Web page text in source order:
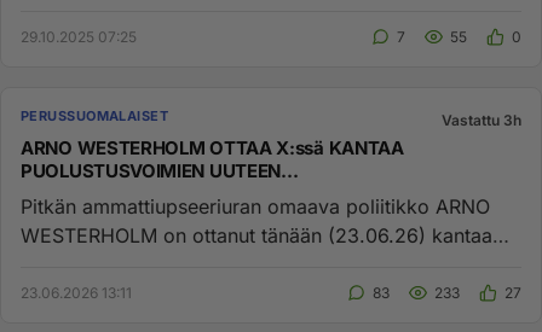
29.10.2025 07:25 7 55 0
PERUSSUOMALAISET Vastattu 3h
ARNO WESTERHOLM OTTAA X:ssä KANTAA
PUOLUSTUSVOIMIEN UUTEEN
PALVELUSOHJESÄÄNTÖÖN!
Pitkän ammattiupseeriuran omaava poliitikko ARNO
WESTERHOLM on ottanut tänään (23.06.26) kantaa
23.06.2026 13:11 83 233 27